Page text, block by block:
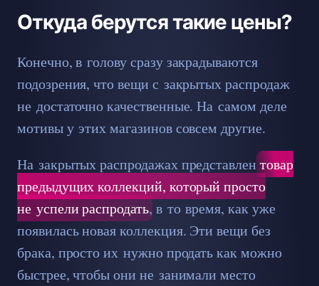
Откуда берутся такие цены?
Конечно, в голову сразу закрадываются
подозрения, что вещи с закрытых распродаж
не достаточно качественные. На самом деле
мотивы у этих магазинов совсем другие.
На закрытых распродажах представлен товар
предыдущих коллекций, который просто
не успели распродать, в то время, как уже
появилась новая коллекция. Эти вещи без
брака, просто их нужно продать как можно
быстрее, чтобы они не занимали место